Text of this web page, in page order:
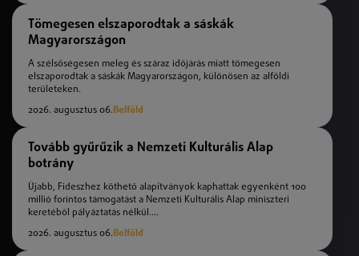
Tömegesen elszaporodtak a sáskák
Magyarországon
A szélsőségesen meleg és száraz időjárás miatt tömegesen
elszaporodtak a sáskák Magyarországon, különösen az alföldi
területeken.
2026. augusztus 06.Belföld
Tovább gyűrűzik a Nemzeti Kulturális Alap
botrány
Újabb, Fideszhez köthető alapítványok kaphattak egyenként 100
millió forintos támogatást a Nemzeti Kulturális Alap miniszteri
keretéből pályáztatás nélkül....
2026. augusztus 06.Belföld